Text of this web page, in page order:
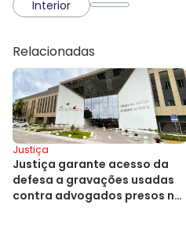
Interior
Relacionadas
Justiça
Justiça garante acesso da
defesa a gravações usadas
contra advogados presos na